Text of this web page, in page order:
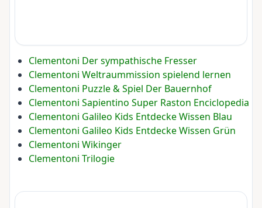
Clementoni Der sympathische Fresser
Clementoni Weltraummission spielend lernen
Clementoni Puzzle & Spiel Der Bauernhof
Clementoni Sapientino Super Raston Enciclopedia
Clementoni Galileo Kids Entdecke Wissen Blau
Clementoni Galileo Kids Entdecke Wissen Grün
Clementoni Wikinger
Clementoni Trilogie